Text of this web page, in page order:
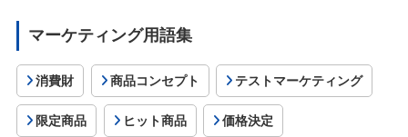
マーケティング用語集
消費財 商品コンセプト テストマーケティング
限定商品 ヒット商品 価格決定